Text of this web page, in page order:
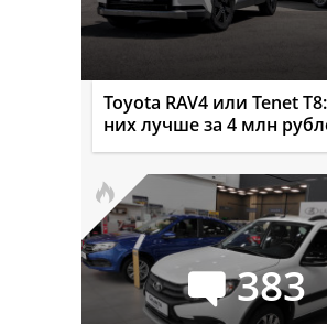
Toyota RAV4 или Tenet
них лучше за 4 млн
383